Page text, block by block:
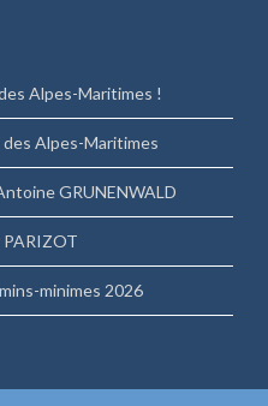
Alpes-Maritimes !
Alpes-Maritimes
GRUNENWALD
minimes 2026